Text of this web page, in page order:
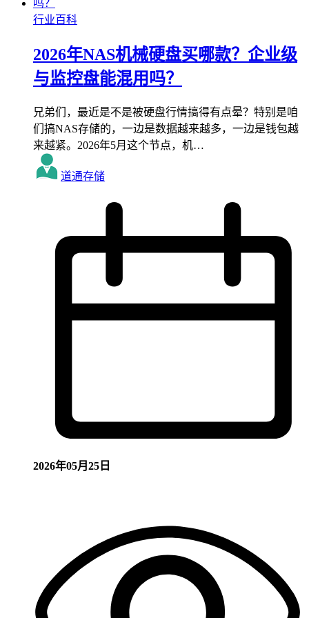
行业百科
2026年NAS机械硬盘买哪款？企业级
与监控盘能混用吗？
兄弟们，最近是不是被硬盘行情搞得有点晕？特别是咱
们搞NAS存储的，一边是数据越来越多，一边是钱包越
来越紧。2026年5月这个节点，机…
道通存储
2026年05月25日